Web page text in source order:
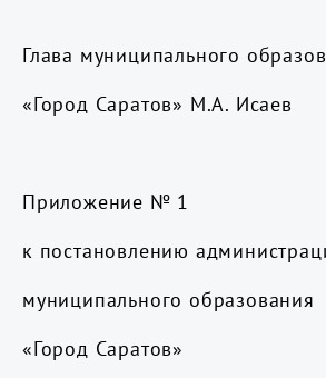
Глава муниципального
«Город Саратов» М.А. Исаев
Приложение № 1
к постановлению
муниципального образования
«Город Саратов»